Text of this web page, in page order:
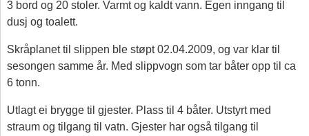
3 bord og 20 stoler. Varmt og kaldt vann. Egen inngang til
dusj og toalett.
Skråplanet til slippen ble støpt 02.04.2009, og var klar til
sesongen samme år. Med slippvogn som tar båter opp til ca
6 tonn.
Utlagt ei brygge til gjester. Plass til 4 båter. Utstyrt med
straum og tilgang til vatn. Gjester har også tilgang til